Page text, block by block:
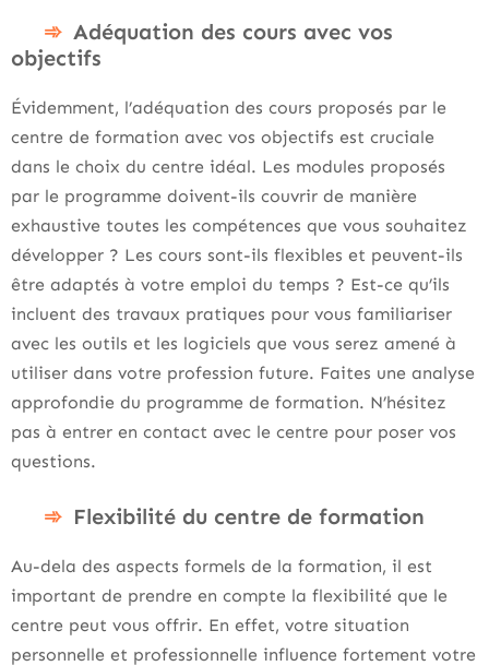
Adéquation des cours avec vos
objectifs
Évidemment, l’adéquation des cours proposés par le
centre de formation avec vos objectifs est cruciale
dans le choix du centre idéal. Les modules proposés
par le programme doivent-ils couvrir de manière
exhaustive toutes les compétences que vous souhaitez
développer ? Les cours sont-ils flexibles et peuvent-ils
être adaptés à votre emploi du temps ? Est-ce qu’ils
incluent des travaux pratiques pour vous familiariser
avec les outils et les logiciels que vous serez amené à
utiliser dans votre profession future. Faites une analyse
approfondie du programme de formation. N’hésitez
pas à entrer en contact avec le centre pour poser vos
questions.
Flexibilité du centre de formation
Au-dela des aspects formels de la formation, il est
important de prendre en compte la flexibilité que le
centre peut vous offrir. En effet, votre situation
personnelle et professionnelle influence fortement votre